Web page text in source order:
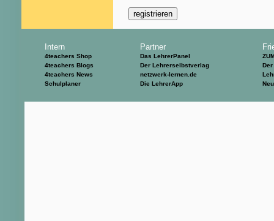
Intern
4teachers Shop
4teachers Blogs
4teachers News
Schulplaner
Partner
Das LehrerPanel
Der Lehrerselbstverlag
netzwerk-lernen.de
Die LehrerApp